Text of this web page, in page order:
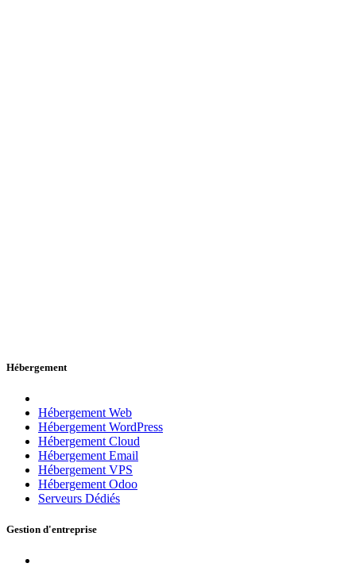
Hébergement
Hébergement Web
Hébergement WordPress
Hébergement Cloud
Hébergement Email
Hébergement VPS
Hébergement Odoo
Serveurs Dédiés
Gestion d'entreprise